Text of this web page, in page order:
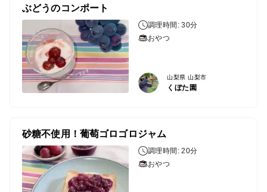
ぶどうのコンポート
調理時間: 30分
おやつ
山梨県 山梨市
くぼた園
砂糖不使用！葡萄ゴロゴロジャム
調理時間: 20分
おやつ